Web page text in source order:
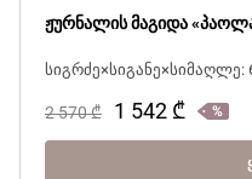
ჟურნალის მაგიდა
სიგრძე×სიგანე×სიმაღლე:
2 570₾ 1 542 ₾